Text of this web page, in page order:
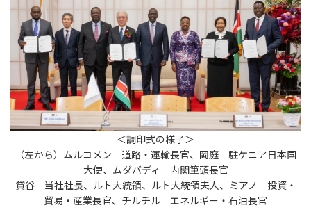
＜調印式の様子＞
（左から） ムルコメン 道路・運輸長官、岡庭 駐ケニア日本国
大使、ムダバディ 内閣筆頭長官
貸谷 当社社長、ルト大統領、ルト大統領夫人、ミアノ 投資・
貿易・産業長官、チルチル エネルギー・石油長官